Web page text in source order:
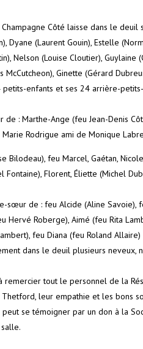
Côté laisse dans le deuil
Dyane (Laurent Gouin),
Nelson (Louise
McCutcheon), Ginette (Gérard
petits-enfants et ses 24 arrière-
de : Marthe-Ange (feu Jean-Denis
Marie Rodrigue ami de Monique
Bilodeau), feu Marcel, Gaétan,
Fontaine), Florent, Éliette (Michel
sœur de : feu Alcide (Aline Savoie),
Hervé Roberge), Aimé (feu Rita
feu Diana (feu Roland
dans le deuil plusieurs neveux,
remercier tout le personnel de la
leur empathie et les bons
peut se témoigner par un don à la